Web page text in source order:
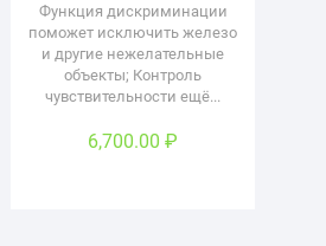
Функция дискриминации
поможет исключить железо
и другие нежелательные
объекты; Контроль
чувствительности ещё...
6,700.00₽